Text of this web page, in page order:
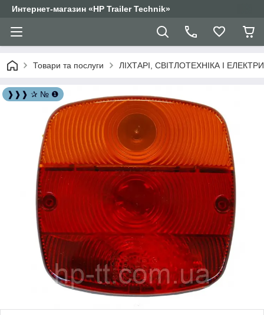
Интернет-магазин «HP Trailer Technik»
Товари та послуги ЛІХТАРІ, СВІТЛОТЕХНІКА І
❱❱❱ ✰ № ❶